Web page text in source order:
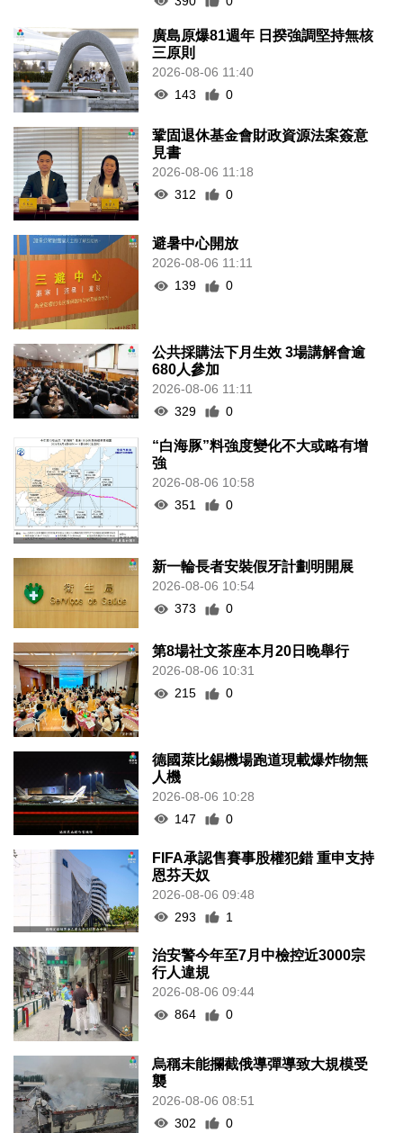
廣島原爆81週年 日揆強調堅持無核
三原則
2026-08-06 11:40
143
0
鞏固退休基金會財政資源法案簽意
見書
2026-08-06 11:18
312
0
避暑中心開放
2026-08-06 11:11
139
0
公共採購法下月生效 3場講解會逾
680人參加
2026-08-06 11:11
329
0
“白海豚”料強度變化不大或略有增
強
2026-08-06 10:58
351
0
新一輪長者安裝假牙計劃明開展
2026-08-06 10:54
373
0
第8場社文茶座本月20日晚舉行
2026-08-06 10:31
215
0
德國萊比錫機場跑道現載爆炸物無
人機
2026-08-06 10:28
147
0
FIFA承認售賽事股權犯錯 重申支持
恩芬天奴
2026-08-06 09:48
293
1
治安警今年至7月中檢控近3000宗
行人違規
2026-08-06 09:44
864
0
烏稱未能攔截俄導彈導致大規模受
襲
2026-08-06 08:51
302
0